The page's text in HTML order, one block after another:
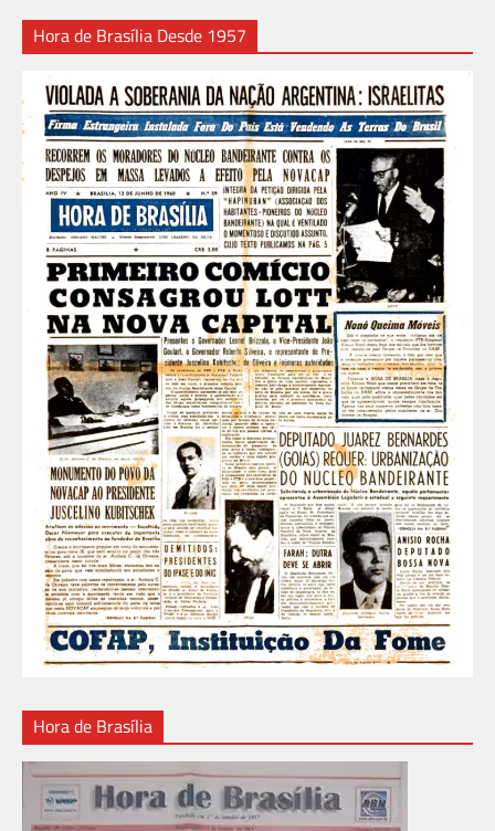
Hora de Brasília Desde 1957
Hora de Brasília